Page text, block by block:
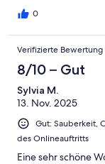
Only a couple of
problems
messages (but we
photos are very
5 stars because of
of sheets/towels
security deposit
(however when
difficulty of
to know is that
pleasure to stay in,
0
Verifizierte Bewertung
8/10 – Gut
Sylvia M.
13. Nov. 2025
Gut: Sauberkeit,
des Onlineauftritts
Eine sehr schöne